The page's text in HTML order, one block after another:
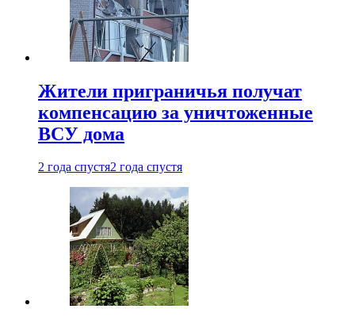
Жители приграничья получат
компенсацию за уничтоженные
ВСУ дома
2 года спустя2 года спустя